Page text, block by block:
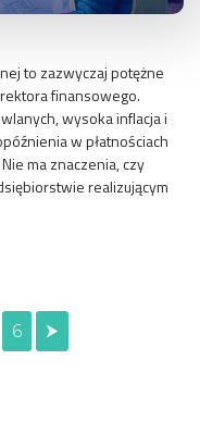
to zazwyczaj potężne
finansowego.
wysoka inflacja i
w płatnościach
ma znaczenia, czy
realizującym
6 ⮞